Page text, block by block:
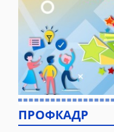
ПРОФКАДР